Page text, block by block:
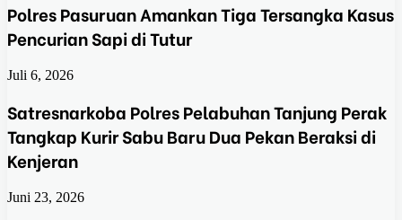
Polres Pasuruan Amankan Tiga Tersangka Kasus
Pencurian Sapi di Tutur
Juli 6, 2026
Satresnarkoba Polres Pelabuhan Tanjung Perak
Tangkap Kurir Sabu Baru Dua Pekan Beraksi di
Kenjeran
Juni 23, 2026